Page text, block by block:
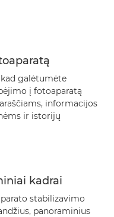
kad galėtumėte
į fotoaparatą
informacijos
ir istorijų
kadrai
stabilizavimo
panoraminius